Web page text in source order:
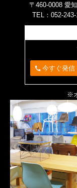
〒460-0008 愛
TEL：052-
call 今すぐ発信
※